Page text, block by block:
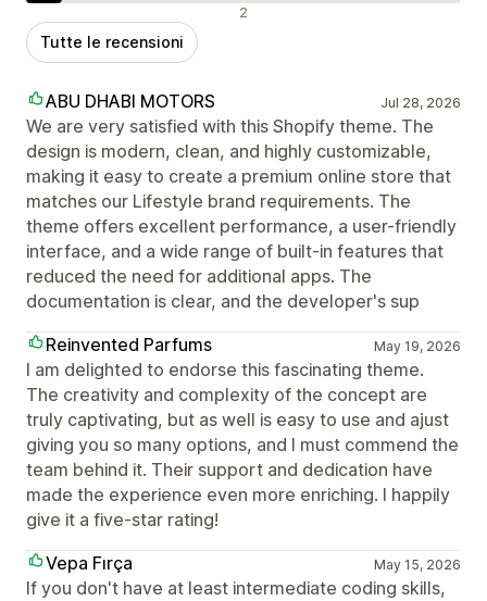
2
Tutte le recensioni
ABU DHABI MOTORS Jul 28, 2026
We are very satisfied with this Shopify theme. The
design is modern, clean, and highly customizable,
making it easy to create a premium online store that
matches our Lifestyle brand requirements. The
theme offers excellent performance, a user-friendly
interface, and a wide range of built-in features that
reduced the need for additional apps. The
documentation is clear, and the developer's sup
Reinvented Parfums
May 19, 2026
I am delighted to endorse this fascinating theme.
The creativity and complexity of the concept are
truly captivating, but as well is easy to use and ajust
giving you so many options, and I must commend the
team behind it. Their support and dedication have
made the experience even more enriching. I happily
give it a five-star rating!
Vepa Fırça
May 15, 2026
If you don't have at least intermediate coding skills,